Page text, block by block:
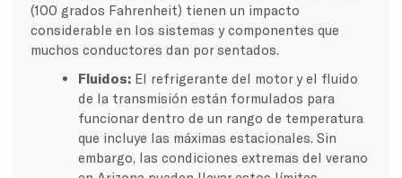
(100 grados Fahrenheit) tienen un impacto
considerable en los sistemas y componentes que
muchos conductores dan por sentados.
Fluidos: El refrigerante del motor y el fluido
de la transmisión están formulados para
funcionar dentro de un rango de temperatura
que incluye las máximas estacionales. Sin
embargo, las condiciones extremas del verano